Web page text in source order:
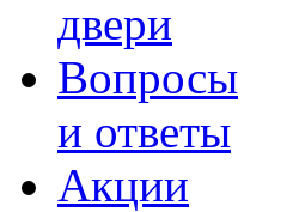
двери
Вопросы
и ответы
Акции